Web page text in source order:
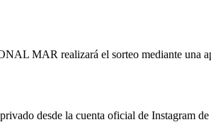
MAR realizará el sorteo mediante una
desde la cuenta oficial de Instagram